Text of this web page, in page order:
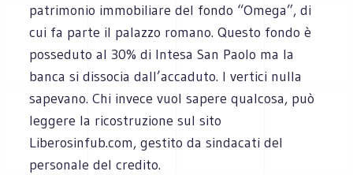
patrimonio immobiliare del fondo “Omega”, di
cui fa parte il palazzo romano. Questo fondo è
posseduto al 30% di Intesa San Paolo ma la
banca si dissocia dall’accaduto. I vertici nulla
sapevano. Chi invece vuol sapere qualcosa, può
leggere la ricostruzione sul sito
Liberosinfub.com, gestito da sindacati del
personale del credito.